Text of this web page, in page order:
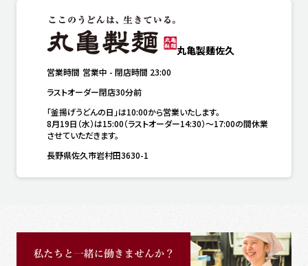
丸亀製麺佐久
営業時間 営業中 - 閉店時間 23:00
ラストオーダー閉店30分前
「釜揚げうどんの日」は10:00から営業いたします。
8月19日（水）は15:00（ラストオーダー14:30）～17:00の間休業
させていただきます。
長野県佐久市岩村田3630-1